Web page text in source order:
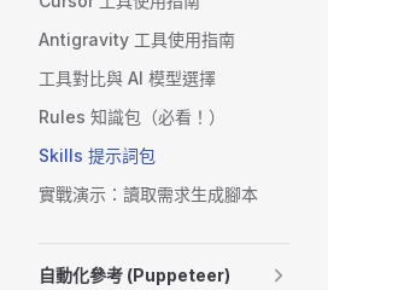
Antigravity 工具使用指南
工具對比與 AI 模型選擇
Rules 知識包（必看！）
Skills 提示詞包
實戰演示：讀取需求生成腳本
自動化參考 (Puppeteer)